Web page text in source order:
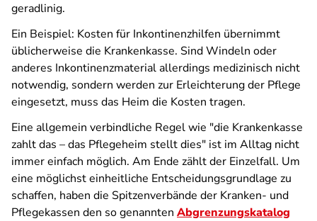
geradlinig.
Ein Beispiel: Kosten für Inkontinenzhilfen übernimmt
üblicherweise die Krankenkasse. Sind Windeln oder
anderes Inkontinenzmaterial allerdings medizinisch nicht
notwendig, sondern werden zur Erleichterung der Pflege
eingesetzt, muss das Heim die Kosten tragen.
Eine allgemein verbindliche Regel wie "die Krankenkasse
zahlt das – das Pflegeheim stellt dies" ist im Alltag nicht
immer einfach möglich. Am Ende zählt der Einzelfall. Um
eine möglichst einheitliche Entscheidungsgrundlage zu
schaffen, haben die Spitzenverbände der Kranken- und
Pflegekassen den so genannten Abgrenzungskatalog